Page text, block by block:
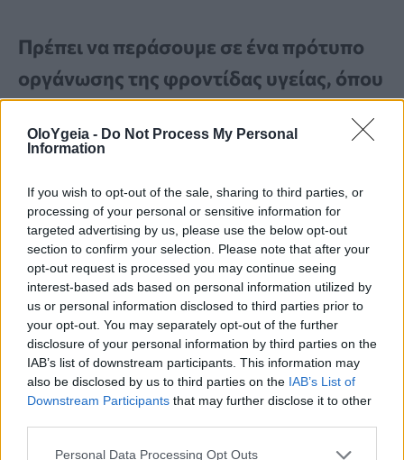
OloYgeia - Do Not Process My Personal
Information
If you wish to opt-out of the sale, sharing to third parties, or
processing of your personal or sensitive information for
targeted advertising by us, please use the below opt-out
section to confirm your selection. Please note that after your
opt-out request is processed you may continue seeing
interest-based ads based on personal information utilized by
us or personal information disclosed to third parties prior to
your opt-out. You may separately opt-out of the further
disclosure of your personal information by third parties on the
IAB’s list of downstream participants. This information may
also be disclosed by us to third parties on the IAB’s List of
Downstream Participants that may further disclose it to other
Personal Data Processing Opt Outs
Πρέπει να περάσουμε σε ένα πρότυπο
οργάνωσης της φροντίδας υγείας, όπου
περιστρέφεται γύρω από το σύστημα
μάταια και χωρίς πυξίδα, υπηρεσίες.
Αντίθετα, το σύστημα θα πρέπει να
αρχίσει να περιστρέφεται γύρω από τον
ασθενή, οργανώνοντας τη φροντίδα και
τις υπηρεσίες με βάση το σύνολο των
αναγκών του.